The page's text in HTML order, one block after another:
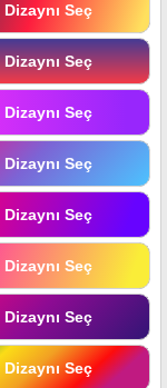
Dizaynı Seç
Seç
Dizaynı Seç
Dizaynı Seç
Dizaynı Seç
Dizaynı Seç
Dizaynı Seç
Seç